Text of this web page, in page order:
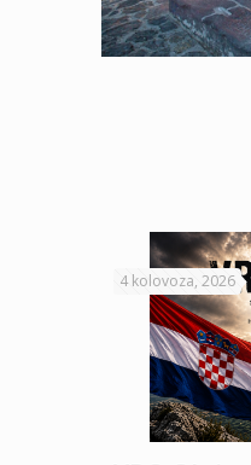
4 kolovoza, 2026